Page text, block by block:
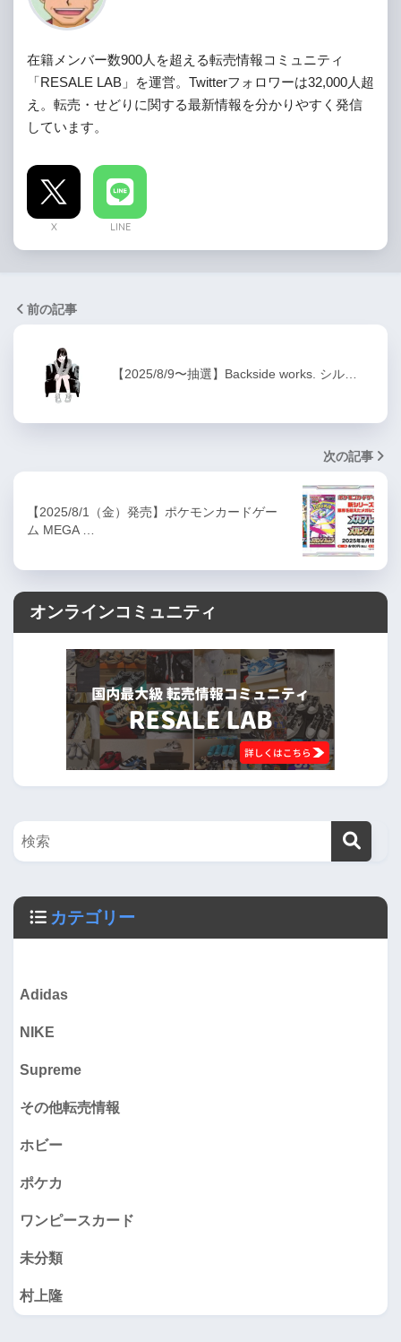
在籍メンバー数900人を超える転売情報コミュニティ
「RESALE LAB」を運営。Twitterフォロワーは32,000人超
え。転売・せどりに関する最新情報を分かりやすく発信
しています。
X LINE
前の記事
【2025/8/9〜抽選】Backside works. シル…
次の記事
【2025/8/1（金）発売】ポケモンカードゲー
ム MEGA …
オンラインコミュニティ
カテゴリー
Adidas
NIKE
Supreme
その他転売情報
ホビー
ポケカ
ワンピースカード
未分類
村上隆